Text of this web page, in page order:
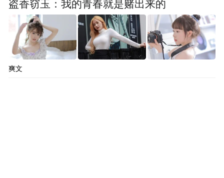
盗香窃玉：我的青春就是赌出来的
爽文